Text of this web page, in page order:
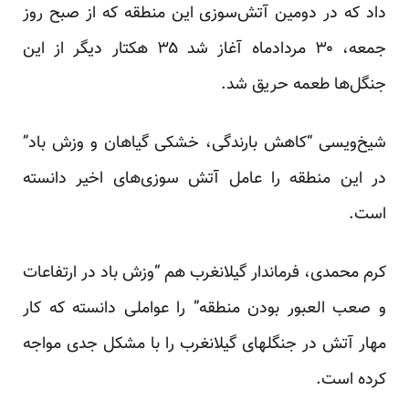
داد که در دومین آتش‌سوزی این منطقه که از صبح روز
جمعه، ۳۰ مردادماه آغاز شد ۳۵ هکتار دیگر از این
جنگل‌ها طعمه حریق شد.
شیخ‌ویسی “کاهش بارندگی، خشکی گیاهان و وزش باد”
در این منطقه را عامل آتش سوزی‌های اخیر دانسته
است.
کرم محمدی، فرماندار گیلانغرب هم “وزش باد در ارتفاعات
و صعب العبور بودن منطقه” راعواملی دانسته که کار
مهار آتش در جنگلهای گیلانغرب را با مشکل جدی مواجه
کرده است.